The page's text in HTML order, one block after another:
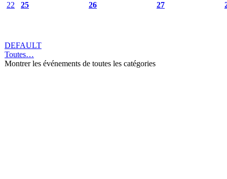
22 25 26 27
DEFAULT
Toutes…
Montrer les événements de toutes les catégories